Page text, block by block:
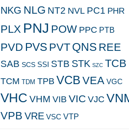
NKG NLG NT2 NVL PC1 PHR
PLX PNJ POW PPC PTB
PVD PVS PVT QNS REE
SAB SCS SSI STB STK SZC TCB
TCM TDM TPB VCB VEA VGC
VHC VHM VIB VICVJC
VPB VRE VSC VTP